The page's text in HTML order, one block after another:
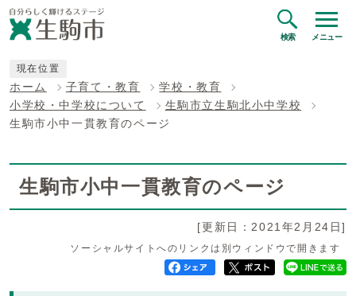
検索 メニュー
現在位置
ホーム 子育て・教育
学校・教育
小学校・中学校について
生駒市立生駒北小中学校
生駒市小中一貫教育のページ
生駒市小中一貫教育のページ
[更新日：2021年2月24日]
ソーシャルサイトへのリンクは別ウィンドウで開きます